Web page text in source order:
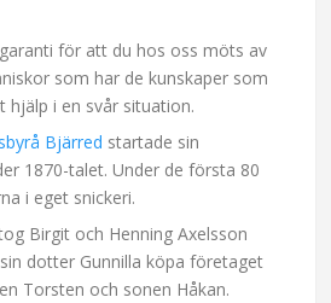
för att du hos oss möts av
som har de kunskaper som
i en svår situation.
Bjärred startade sin
1870-talet. Under de första 80
i eget snickeri.
Birgit och Henning Axelsson
dotter Gunnilla köpa företaget
Torsten och sonen Håkan.